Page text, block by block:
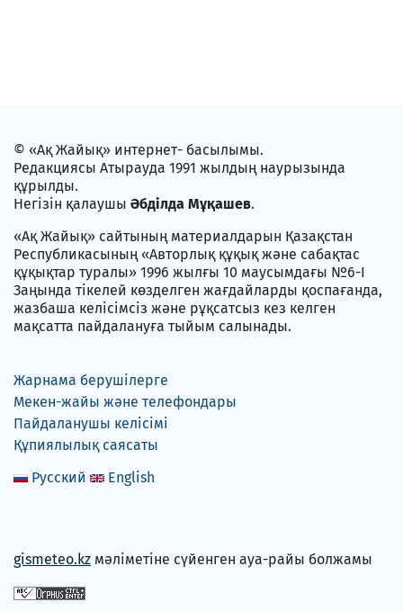
© «Ақ Жайық» интернет- басылымы.
Редакциясы Атырауда 1991 жылдың наурызында
құрылды.
Негізін қалаушы Әбділда Мұқашев.
«Ақ Жайық» сайтының материалдарын Қазақстан
Республикасының «Авторлық құқық және сабақтас
құқықтар туралы» 1996 жылғы 10 маусымдағы №6-I
Заңында тікелей көзделген жағдайларды қоспағанда,
жазбаша келісімсіз және рұқсатсыз кез келген
мақсатта пайдалануға тыйым салынады.
Жарнама берушілерге
Мекен-жайы және телефондары
Пайдаланушы келісімі
Құпиялылық саясаты
Русский
English
gismeteo.kz мәліметіне сүйенген ауа-райы болжамы